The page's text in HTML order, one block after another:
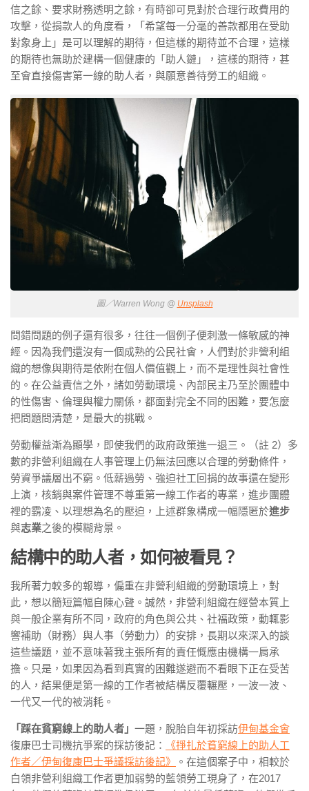
信之餘、要求財務透明之餘，有時卻可見對於合理行政費用的
攻擊，從捐款人的角度看，「希望每一分毫的善款都用在受助
對象身上」是可以理解的期待，但這樣的期待並不合理，這樣
的期待也無助於建構一個健康的「助人鏈」，這樣的期待，甚
至會直接傷害第一線的助人者，與願意善待勞工的組織。
圖／Warren Wong @ Unsplash
問錯問題的例子還有很多，往往一個例子便刺激一條敏感的神
經。因為我們還沒有一個成熟的公民社會，人們對於非營利組
織的想像與期待是依附在個人價值觀上，而不是理性與社會性
的。在公益責信之外，諸如勞動環境、內部民主乃至於團體中
的性傷害、倫理與權力關係，都面對完全不同的困難，要怎麼
把問題問清楚，是最大的挑戰。
勞動權益漸為顯學，即使我們的政府政策進一退三。（註 2）多
數的非營利組織在人事管理上仍無法回應以合理的勞動條件，
勞資爭議層出不窮。低薪過勞、強迫社工回捐的故事還在變形
上演，核銷與案件管理不尊重第一線工作者的專業，進步團體
裡的霸凌、以理想為名的壓迫，上述群象構成一幅隱匿於進步
與志業之後的模糊背景。
結構中的助人者，如何被看見？
我所著力較多的報導，偏重在非營利組織的勞動環境上，對
此，想以簡短篇幅自陳心聲。誠然，非營利組織在經營本質上
與一般企業有所不同，政府的角色與公共、社福政策，動輒影
響補助（財務）與人事（勞動力）的安排，長期以來深入的談
這些議題，並不意味著我主張所有的責任慨應由機構一肩承
擔。只是，如果因為看到真實的困難遂避而不看眼下正在受苦
的人，結果便是第一線的工作者被結構反覆輾壓，一波一波、
一代又一代的被消耗。
「踩在貧窮線上的助人者」 一題，脫胎自年初採訪伊甸基金會
復康巴士司機抗爭案的採訪後記：
《掙扎於貧窮線上的助人工
作者／伊甸復康巴士爭議採訪後記》
。在這個案子中，相較於
白領非營利組織工作者更加弱勢的藍領勞工現身了，在2017